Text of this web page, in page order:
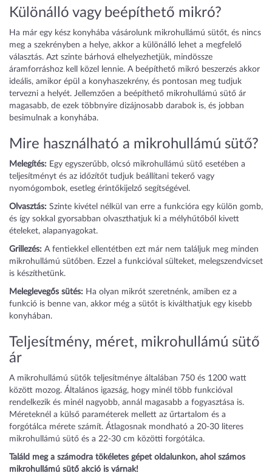
Különálló vagy beépíthető mikró?
Ha már egy kész konyhába vásárolunk mikrohullámú sütőt, és nincs
meg a szekrényben a helye, akkor a különálló lehet a megfelelő
választás. Azt szinte bárhová elhelyezhetjük, mindössze
áramforráshoz kell közel lennie. A beépíthető mikró beszerzés akkor
ideális, amikor épül a konyhaszekrény, és pontosan meg tudjuk
tervezni a helyét. Jellemzően a beépíthető mikrohullámú sütő ár
magasabb, de ezek többnyire dizájnosabb darabok is, és jobban
besimulnak a konyhába.
Mire használható a mikrohullámú sütő?
Melegítés: Egy egyszerűbb, olcsó mikrohullámú sütő esetében a
teljesítményt és az időzítőt tudjuk beállítani tekerő vagy
nyomógombok, esetleg érintőkijelző segítségével.
Olvasztás: Szinte kivétel nélkül van erre a funkcióra egy külön gomb,
és így sokkal gyorsabban olvaszthatjuk ki a mélyhűtőből kivett
ételeket, alapanyagokat.
Grillezés: A fentiekkel ellentétben ezt már nem találjuk meg minden
mikrohullámú sütőben. Ezzel a funkcióval sülteket, melegszendvicset
is készíthetünk.
Meleglevegős sütés: Ha olyan mikrót szeretnénk, amiben ez a
funkció is benne van, akkor még a sütőt is kiválthatjuk egy kisebb
konyhában.
Teljesítmény, méret, mikrohullámú sütő
ár
A mikrohullámú sütők teljesítménye általában 750 és 1200 watt
között mozog. Általános igazság, hogy minél több funkcióval
rendelkezik és minél nagyobb, annál magasabb a fogyasztása is.
Méreteknél a külső paraméterek mellett az űrtartalom és a
forgótálca mérete számít. Átlagosnak mondható a 20-30 literes
mikrohullámú sütő és a 22-30 cm közötti forgótálca.
Találd meg a számodra tökéletes gépet oldalunkon, ahol számos
mikrohullámú sütő akció is várnak!